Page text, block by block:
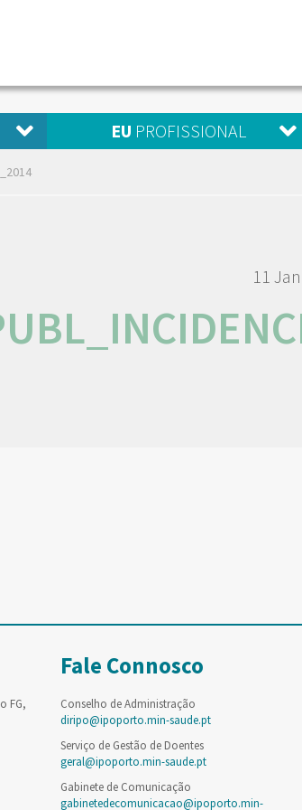
EU PROFISSIONAL
11
FG,
Fale Connosco
Conselho de Administração
diripo@ipoporto.min-saude.pt
Serviço de Gestão de Doentes
geral@ipoporto.min-saude.pt
Gabinete de Comunicação
gabinetedecomunicacao@ipoporto.min-